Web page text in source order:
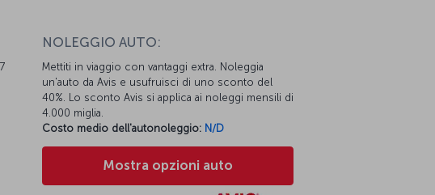
NOLEGGIO AUTO:
Mettiti in viaggio con vantaggi extra. Noleggia
un'auto da Avis e usufruisci di uno sconto del
40%. Lo sconto Avis si applica ai noleggi mensili di
4.000 miglia.
Costo medio dell'autonoleggio: N/D
Mostra opzioni auto